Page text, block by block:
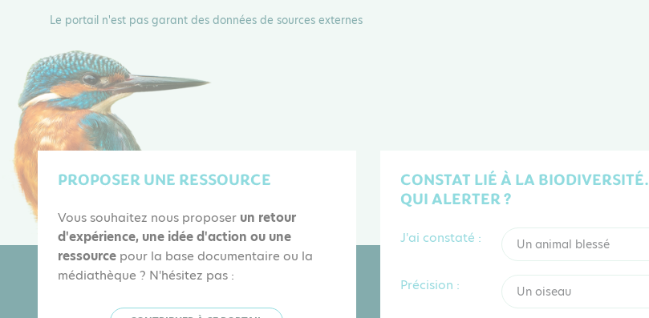
Le portail n'est pas garant des données de sources externes
PROPOSER UNE RESSOURCE
Vous souhaitez nous proposer un retour
d'expérience, une idée d'action ou une
ressource pour la base documentaire ou la
médiathèque ? N'hésitez pas :
CONSTAT LIÉ À LA BIODIVERSITÉ.
QUI ALERTER ?
J'ai constaté : Un animal blessé
Précision : Un oiseau